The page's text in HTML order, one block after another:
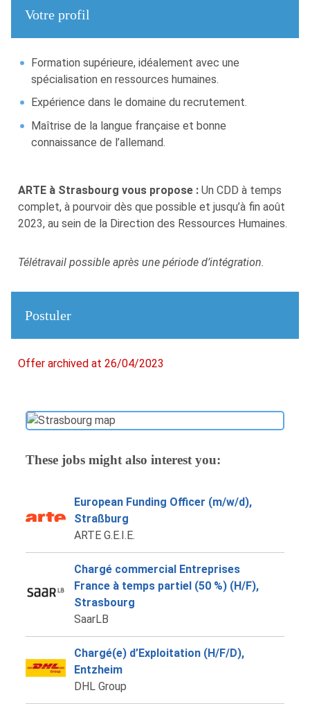
Votre profil
Formation supérieure, idéalement avec une
spécialisation en ressources humaines.
Expérience dans le domaine du recrutement.
Maîtrise de la langue française et bonne
connaissance de l’allemand.
ARTE à Strasbourg vous propose : Un CDD à temps
complet, à pourvoir dès que possible et jusqu’à fin août
2023, au sein de la Direction des Ressources Humaines.
Télétravail possible après une période d’intégration.
Postuler
Offer archived at 26/04/2023
These jobs might also interest you:
European Funding Officer (m/w/d),
Straßburg
ARTE G.E.I.E.
Chargé commercial Entreprises
France à temps partiel (50 %) (H/F),
Strasbourg
SaarLB
Chargé(e) d’Exploitation (H/F/D),
Entzheim
DHL Group